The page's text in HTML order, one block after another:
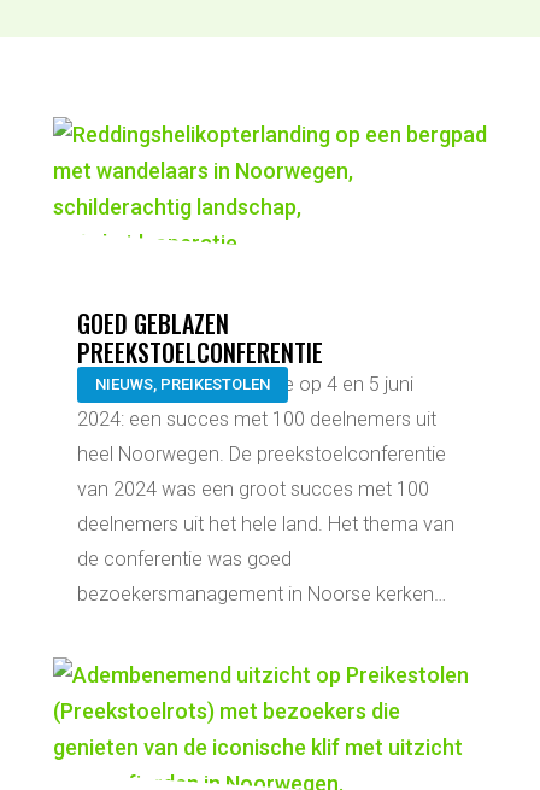
GOED GEBLAZEN
PREEKSTOELCONFERENTIE
NIEUWS, PREIKESTOLEN
De preekstoelconferentie op 4 en 5 juni
2024: een succes met 100 deelnemers uit
heel Noorwegen. De preekstoelconferentie
van 2024 was een groot succes met 100
deelnemers uit het hele land. Het thema van
de conferentie was goed
bezoekersmanagement in Noorse kerken…